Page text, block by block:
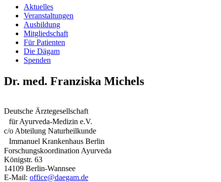
Aktuelles
Veranstaltungen
Ausbildung
Mitgliedschaft
Für Patienten
Die Dägam
Spenden
Dr. med. Franziska Michels
Deutsche Ärztegesellschaft
für Ayurveda-Medizin e.V.
c/o Abteilung Naturheilkunde
Immanuel Krankenhaus Berlin
Forschungskoordination Ayurveda
Königstr. 63
14109 Berlin-Wannsee
E-Mail: office@daegam.de